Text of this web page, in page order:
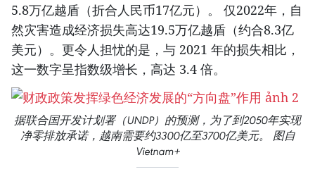
5.8万亿越盾（折合人民币17亿元）。 仅2022年，自
然灾害造成经济损失高达19.5万亿越盾（约合8.3亿
美元）。更令人担忧的是，与 2021 年的损失相比，
这一数字呈指数级增长，高达 3.4 倍。
据联合国开发计划署（UNDP）的预测，为了到2050年实现
净零排放承诺，越南需要约3300亿至3700亿美元。 图自
Vietnam+